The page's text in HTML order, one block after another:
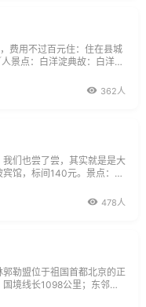
费用不过百元住：住在县城
景点：白洋淀典故：白洋淀
扇缘洼地上汇水形成。现有
362人
们也尝了尝，其实就是是大
馆，标间140元。景点：西
中国革命旧址纪念馆。西柏
478人
勒盟位于祖国首都北京的正
境线长1098公里；东邻内